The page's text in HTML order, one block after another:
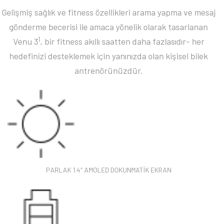
Gelişmiş sağlık ve fitness özellikleri arama yapma ve mesaj
gönderme becerisi ile amaca yönelik olarak tasarlanan
Venu 31, bir fitness akıllı saatten daha fazlasıdır- her
hedefinizi desteklemek için yanınızda olan kişisel bilek
antrenörünüzdür.
PARLAK 1.4″ AMOLED DOKUNMATİK EKRAN